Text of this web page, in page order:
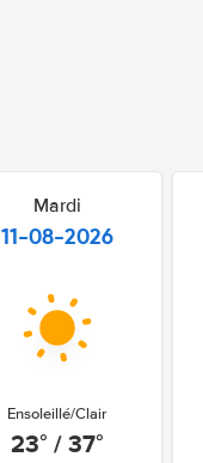
Mardi
11-08-2026
Ensoleillé/Clair
23° / 37°